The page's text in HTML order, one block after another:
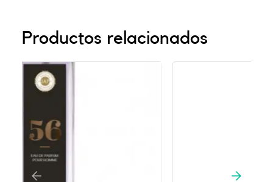
Productos relacionados